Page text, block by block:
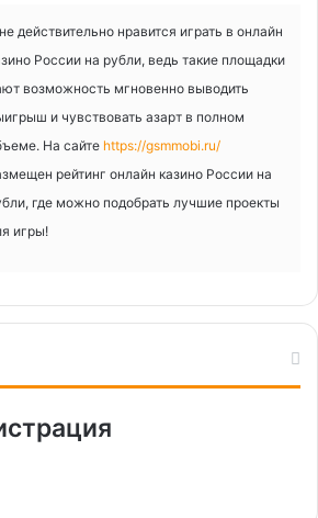
действительно нравится играть в онлайн
России на рубли, ведь такие площадки
возможность мгновенно выводить
и чувствовать азарт в полном
На сайте https://gsmmobi.ru/
рейтинг онлайн казино России на
где можно подобрать лучшие проекты
игры!